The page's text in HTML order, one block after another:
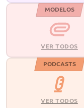
MODELOS
VER TODOS
PODCASTS
VER TODOS